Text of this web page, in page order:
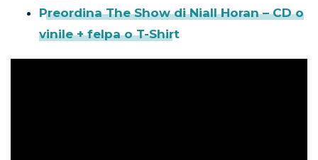
Preordina The Show di Niall Horan – CD o
vinile + felpa o T-Shirt